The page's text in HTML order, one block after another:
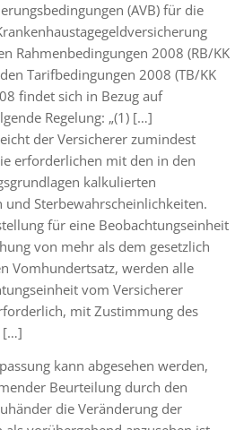
(AVB) für die
Rahmenbedingungen 2008 (RB/KK
Tarifbedingungen 2008 (TB/KK
findet sich in Bezug auf
Regelung: „(1) […]
der Versicherer zumindest
erforderlichen mit den in den
kalkulierten
und Sterbewahrscheinlichkeiten.
für eine Beobachtungseinheit
von mehr als dem gesetzlich
Vomhundertsatz, werden alle
vom Versicherer
mit Zustimmung des
[…]
kann abgesehen werden,
Beurteilung durch den
die Veränderung der